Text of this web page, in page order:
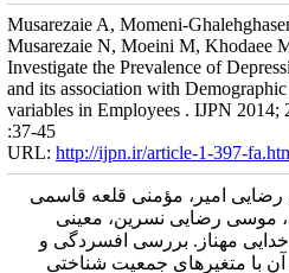
Musarezaie A, Momeni-
Musarezaie N, Moeini M, Khodaee
Investigate the Prevalence of
and its association with Demographic
variables in Employees . IJPN 2014;
:37-45
URL: http://ijpn.ir/article-1-397-
امیر، مؤمنی‏ قلعه‏ قاسمی
موسی‏ رضایی نسرین، معینی
خدایی مهناز. بررسی افسردگی و
آن با متغیرهای جمعیت‏ شناختی